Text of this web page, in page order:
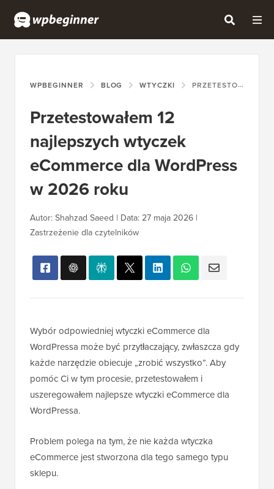
WPBEGINNER BLOG WTYCZKI PRZETESTOWAŁEM 12 NAJLEPSZYCH WTYCZEK ECOMMERCE DLA WORDPRESS W 2026 ROKU
Przetestowałem 12
najlepszych wtyczek
eCommerce dla WordPress
w 2026 roku
Autor: Shahzad Saeed | Data: 27 maja 2026 |
Zastrzeżenie dla czytelników
Wybór odpowiedniej wtyczki eCommerce dla
WordPressa może być przytłaczający, zwłaszcza gdy
każde narzędzie obiecuje „zrobić wszystko”. Aby
pomóc Ci w tym procesie, przetestowałem i
uszeregowałem najlepsze wtyczki eCommerce dla
WordPressa.
Problem polega na tym, że nie każda wtyczka
eCommerce jest stworzona dla tego samego typu
sklepu.